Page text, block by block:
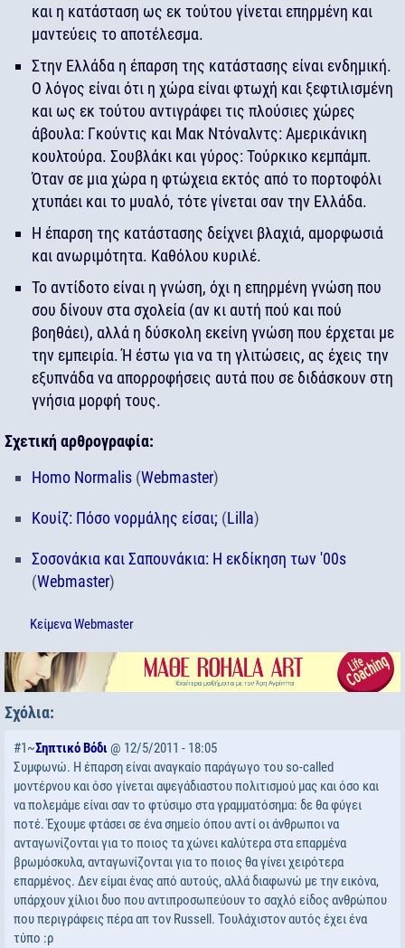
και η κατάσταση ως εκ τούτου γίνεται επηρμένη και
μαντεύεις το αποτέλεσμα.
Στην Ελλάδα η έπαρση της κατάστασης είναι ενδημική.
Ο λόγος είναι ότι η χώρα είναι φτωχή και ξεφτιλισμένη
και ως εκ τούτου αντιγράφει τις πλούσιες χώρες
άβουλα: Γκούντις και Μακ Ντόναλντς: Αμερικάνικη
κουλτούρα. Σουβλάκι και γύρος: Τούρκικο κεμπάμπ.
Όταν σε μια χώρα η φτώχεια εκτός από το πορτοφόλι
χτυπάει και το μυαλό, τότε γίνεται σαν την Ελλάδα.
Η έπαρση της κατάστασης δείχνει βλαχιά, αμορφωσιά
και ανωριμότητα. Καθόλου κυριλέ.
Το αντίδοτο είναι η γνώση, όχι η επηρμένη γνώση που
σου δίνουν στα σχολεία (αν κι αυτή πού και πού
βοηθάει), αλλά η δύσκολη εκείνη γνώση που έρχεται με
την εμπειρία. Ή έστω για να τη γλιτώσεις, ας έχεις την
εξυπνάδα να απορροφήσεις αυτά που σε διδάσκουν στη
γνήσια μορφή τους.
Σχετική αρθρογραφία:
Homo Normalis (Webmaster)
Κουίζ: Πόσο νορμάλης είσαι; (Lilla)
Σοσονάκια και Σαπουνάκια: Η εκδίκηση των '00s
(Webmaster)
ΚείμεναWebmaster
Σχόλια:
#1~Σηπτικό Βόδι@ 12/5/2011 - 18:05
Συμφωνώ. Η έπαρση είναι αναγκαίο παράγωγο του so-called
μοντέρνου και όσο γίνεται αψεγάδιαστου πολιτισμού μας και όσο και
να πολεμάμε είναι σαν το φτύσιμο στα γραμματόσημα: δε θα φύγει
ποτέ. Έχουμε φτάσει σε ένα σημείο όπου αντί οι άνθρωποι να
ανταγωνίζονται για το ποιος τα χώνει καλύτερα στα επαρμένα
βρωμόσκυλα, ανταγωνίζονται για το ποιος θα γίνει χειρότερα
επαρμένος. Δεν είμαι ένας από αυτούς, αλλά διαφωνώ με την εικόνα,
υπάρχουν χίλιοι δυο που αντιπροσωπεύουν το σαχλό είδος ανθρώπου
που περιγράφεις πέρα απ τον Russell. Τουλάχιστον αυτός έχει ένα
τύπο :ρ